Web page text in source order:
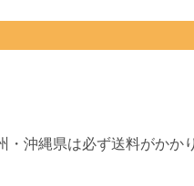
・沖縄県は必ず送料がかか